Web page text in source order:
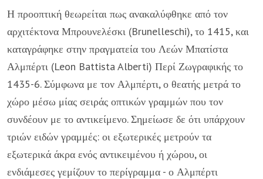
Η προοπτική θεωρείται πως ανακαλύφθηκε από τον
αρχιτέκτονα Μπρουνελέσκι (Brunelleschi), το 1415, και
καταγράφηκε στην πραγματεία του Λεών Μπατίστα
Αλμπέρτι (Leon Battista Alberti) Περί Ζωγραφικής το
1435-6. Σύμφωνα με τον Αλμπέρτι, ο θεατής μετρά το
χώρο μέσω μίας σειράς οπτικών γραμμών που τον
συνδέουν με το αντικείμενο. Σημείωσε δε ότι υπάρχουν
τριών ειδών γραμμές: οι εξωτερικές μετρούν τα
εξωτερικά άκρα ενός αντικειμένου ή χώρου, οι
ενδιάμεσες γεμίζουν το περίγραμμα - ο Αλμπέρτι